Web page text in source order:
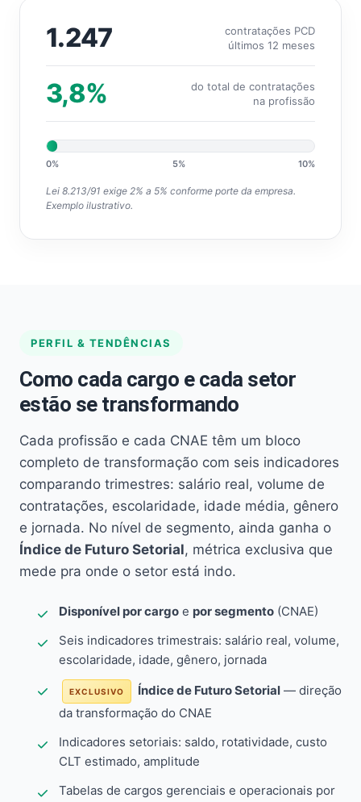
1.247
contratações PCD
últimos 12 meses
3,8%
do total de contratações
na profissão
0% 5% 10%
Lei 8.213/91 exige 2% a 5% conforme porte da empresa.
Exemplo ilustrativo.
PERFIL & TENDÊNCIAS
Como cada cargo e cada setor
estão se transformando
Cada profissão e cada CNAE têm um bloco
completo de transformação com seis indicadores
comparando trimestres: salário real, volume de
contratações, escolaridade, idade média, gênero
e jornada. No nível de segmento, ainda ganha o
Índice de Futuro Setorial, métrica exclusiva que
mede pra onde o setor está indo.
Disponível por cargo e por segmento (CNAE)
Seis indicadores trimestrais: salário real, volume,
escolaridade, idade, gênero, jornada
EXCLUSIVO Índice de Futuro Setorial — direção
da transformação do CNAE
Indicadores setoriais: saldo, rotatividade, custo
CLT estimado, amplitude
Tabelas de cargos gerenciais e operacionais por